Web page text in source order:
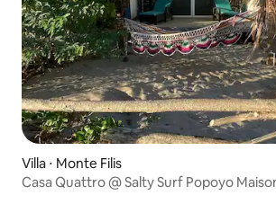
Villa ⋅ Monte Filis
Casa Quattro @ Salty Surf Popoyo